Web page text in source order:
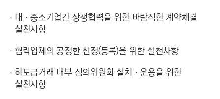
대ㆍ중소기업간 상생협력을 위한 바람직한 계약체결
실천사항
협력업체의 공정한 선정(등록)을 위한 실천사항
하도급거래 내부 심의위원회 설치ㆍ운용을 위한
실천사항